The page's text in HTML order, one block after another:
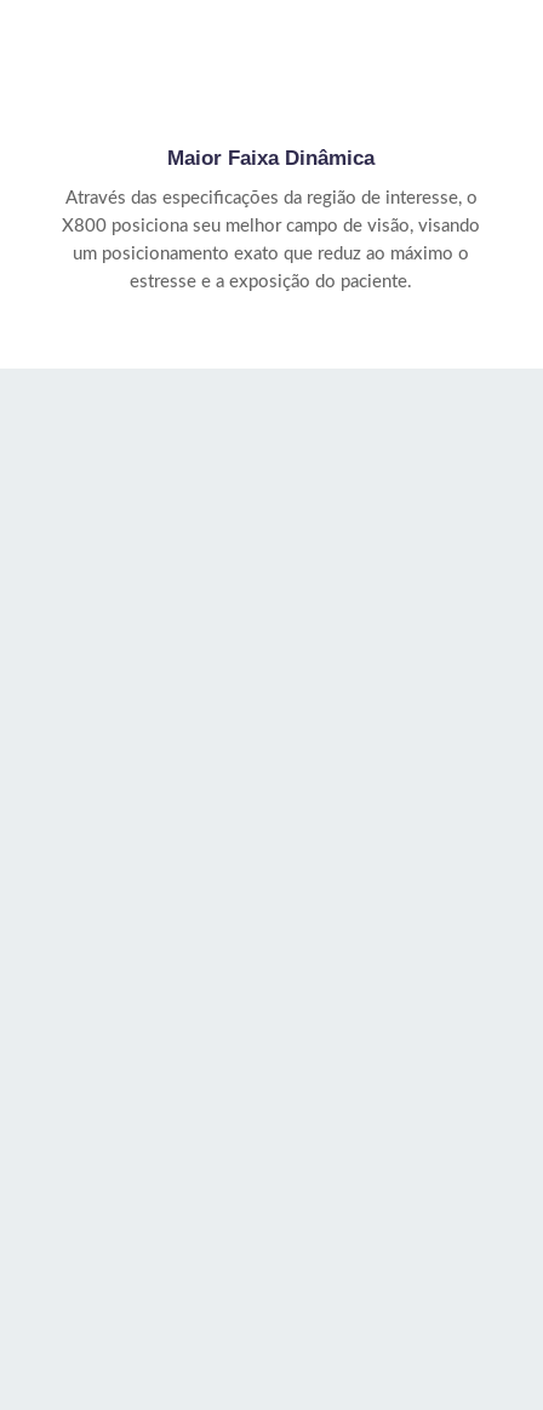
Maior Faixa Dinâmica
Através das especificações da região de interesse, o
X800 posiciona seu melhor campo de visão, visando
um posicionamento exato que reduz ao máximo o
estresse e a exposição do paciente.